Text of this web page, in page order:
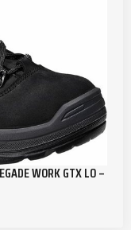
WORK GTX LO –